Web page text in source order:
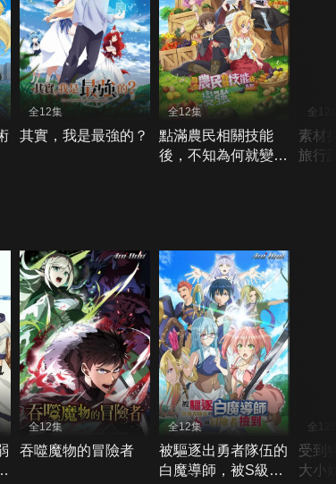
全12集
其實，我是最強的？
全12集
點滿農民相關技能
後，不知為何就變強
全12
素材
旅行
全12集
吞噬魔物的冒險者
全12集
被驅逐出勇者隊伍的
白魔導師，被S級冒
全12
受到
大小